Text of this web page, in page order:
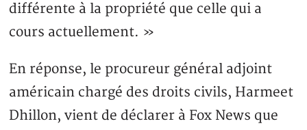
différente à la propriété que celle qui a
cours actuellement. »
En réponse, le procureur général adjoint
américain chargé des droits civils, Harmeet
Dhillon, vient de déclarer à Fox News que